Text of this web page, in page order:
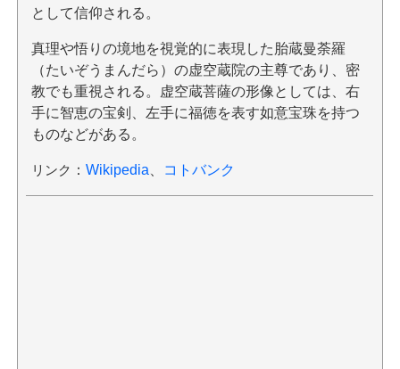
として信仰される。
真理や悟りの境地を視覚的に表現した胎蔵曼荼羅
（たいぞうまんだら）の虚空蔵院の主尊であり、密
教でも重視される。虚空蔵菩薩の形像としては、右
手に智恵の宝剣、左手に福徳を表す如意宝珠を持つ
ものなどがある。
リンク ： Wikipedia コトバンク